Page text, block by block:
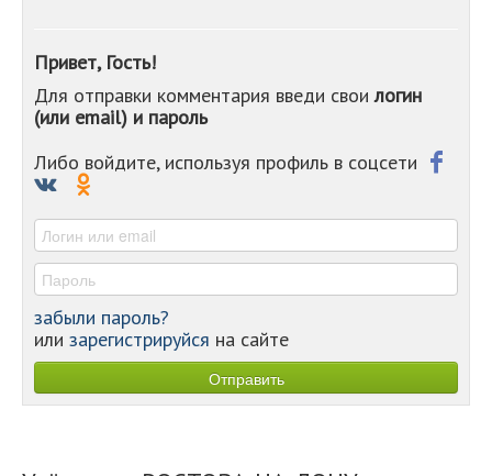
-
-
Привет, Гость!
Для отправки комментария введи своилогин
(или email) и пароль
Либо войдите, используя профиль в соцсети
забыли пароль?
или зарегистрируйся на сайте